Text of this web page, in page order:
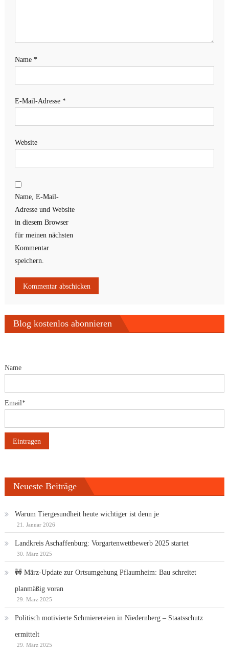
Name *
E-Mail-Adresse *
Website
Name, E-Mail-
Adresse und Website
in diesem Browser
für meinen nächsten
Kommentar
speichern.
Blog kostenlos abonnieren
Name
Email*
Neueste Beiträge
Warum Tiergesundheit heute wichtiger ist denn je
21. Januar 2026
Landkreis Aschaffenburg: Vorgartenwettbewerb 2025 startet
30. März 2025
🚧 März-Update zur Ortsumgehung Pflaumheim: Bau schreitet
planmäßig voran
29. März 2025
Politisch motivierte Schmierereien in Niedernberg – Staatsschutz
ermittelt
29. März 2025